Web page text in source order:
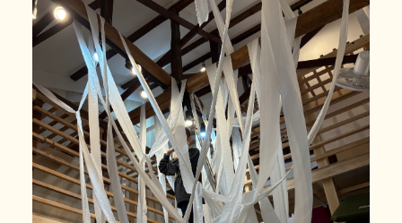
年齢と定員
施設情報
お知らせ
事業所の評価